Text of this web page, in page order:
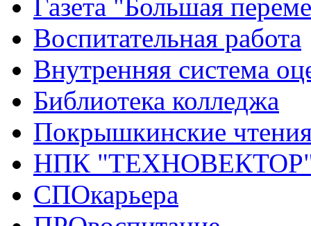
Газета "Большая
Воспитательная работа
Внутренняя система
Библиотека колледжа
Покрышкинские
НПК
СПОкарьера